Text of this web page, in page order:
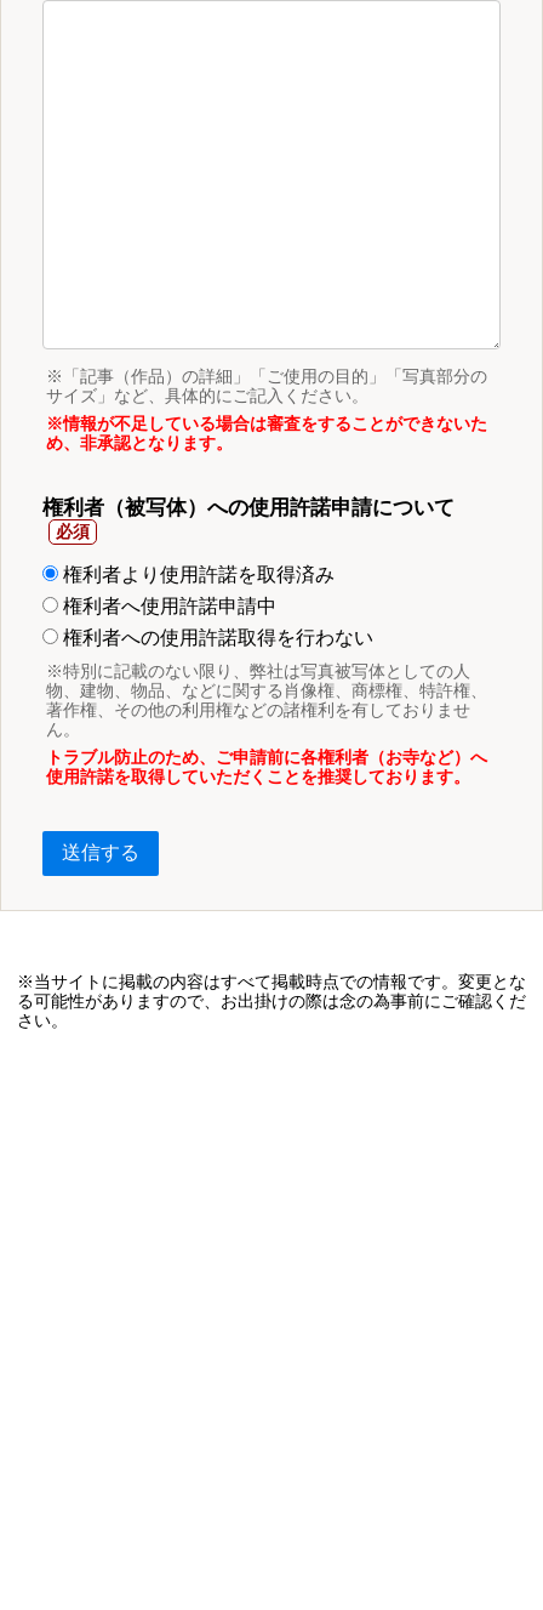
※「記事（作品）の詳細」「ご使用の目的」「写真部分の
サイズ」など、具体的にご記入ください。
※情報が不足している場合は審査をすることができないた
め、非承認となります。
権利者（被写体）への使用許諾申請について
権利者より使用許諾を取得済み
権利者へ使用許諾申請中
権利者への使用許諾取得を行わない
※特別に記載のない限り、弊社は写真被写体としての人
物、建物、物品、などに関する肖像権、商標権、特許権、
著作権、その他の利用権などの諸権利を有しておりませ
ん。
トラブル防止のため、ご申請前に各権利者（お寺など）へ
使用許諾を取得していただくことを推奨しております。
送信する
※当サイトに掲載の内容はすべて掲載時点での情報です。変更とな
る可能性がありますので、お出掛けの際は念の為事前にご確認くだ
さい。